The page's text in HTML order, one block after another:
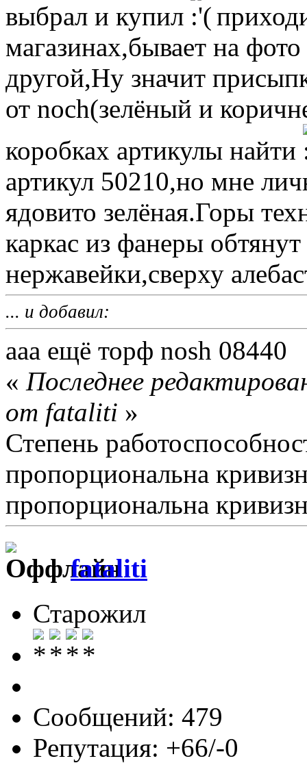
выбрал и купил
магазинах,бывает на
другой,Ну значит
от noch(зелёный и
коробках артикулы найти
артикул 50210,но мне
ядовито зелёная.Горы
каркас из фанеры
нержавейки,сверху
... и добавил:
ааа ещё торф nosh 08440
« Последнее
от fataliti »
Степень
пропорциональна
пропорциональна
fataliti
Старожил
Сообщений: 479
Репутация: +66/-0